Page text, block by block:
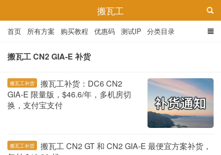
搬瓦工
首页 所有方案 购买教程 优惠码 测试IP 分类目录
搬瓦工 CN2 GIA-E 补货
搬瓦工补货
搬瓦工补货：DC6 CN2
GIA-E 限量版，$46.6/年，多机房切
换，支付宝支付
搬瓦工补货
搬瓦工 CN2 GT 和 CN2 GIA-E 最便宜方案补货，